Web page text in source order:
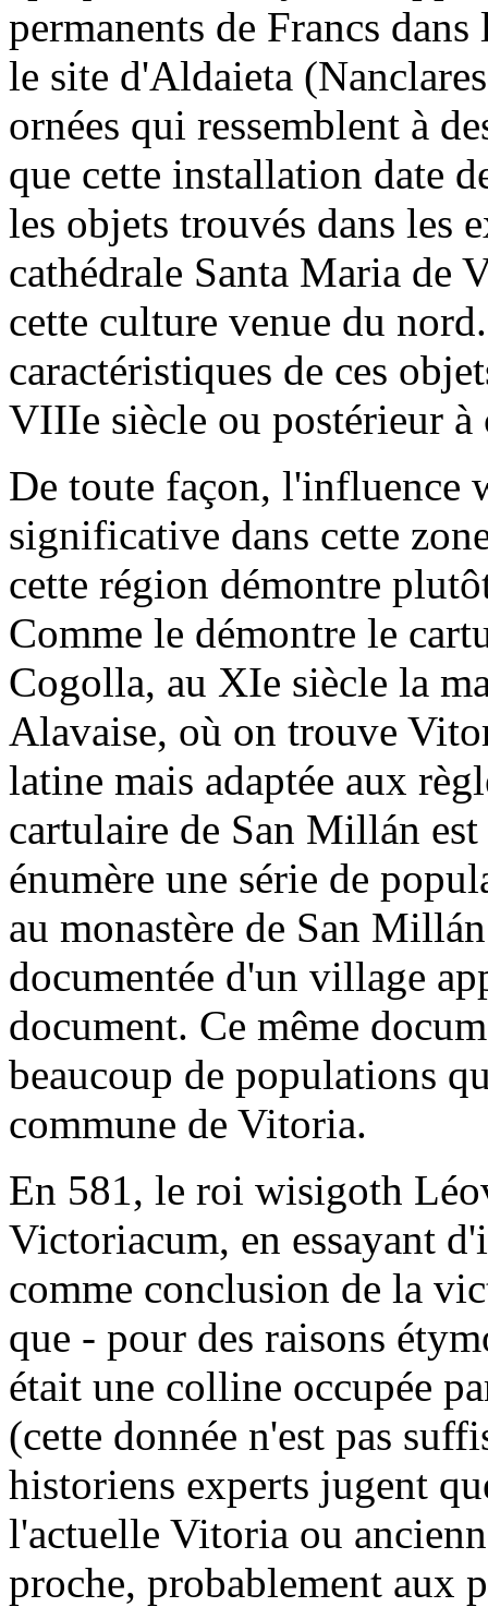
permanents de Francs
le site d'Aldaieta
ornées qui ressemblent à
que cette installation date
les objets trouvés dans les
cathédrale Santa Maria de
cette culture venue du
caractéristiques de ces
VIIIe siècle ou postérieur à
De toute façon, l'influence
significative dans cette
cette région démontre
Comme le démontre le
Cogolla, au XIe siècle la
Alavaise, où on trouve
latine mais adaptée aux
cartulaire de San Millán
énumère une série de
au monastère de San
documentée d'un village
document. Ce même
beaucoup de populations
commune de Vitoria.
En 581, le roi wisigoth
Victoriacum, en essayant
comme conclusion de la
que - pour des raisons
était une colline occupée
(cette donnée n'est pas
historiens experts jugent
l'actuelle Vitoria ou
proche, probablement aux